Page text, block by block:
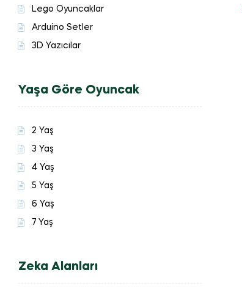
Lego Oyuncaklar
Arduino Setler
3D Yazıcılar
Yaşa Göre Oyuncak
2 Yaş
3 Yaş
4 Yaş
5 Yaş
6 Yaş
7 Yaş
Zeka Alanları